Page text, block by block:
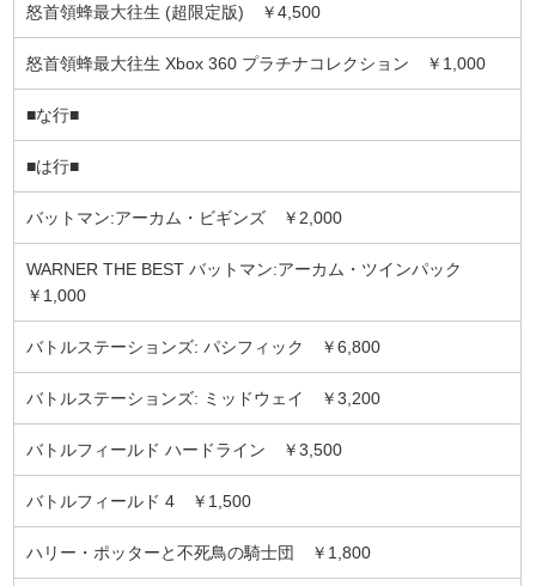
怒首領蜂最大往生 (超限定版) ￥4,500
怒首領蜂最大往生 Xbox 360 プラチナコレクション ￥1,000
■な行■
■は行■
バットマン:アーカム・ビギンズ ￥2,000
WARNER THE BEST バットマン:アーカム・ツインパック
￥1,000
バトルステーションズ: パシフィック ￥6,800
バトルステーションズ: ミッドウェイ ￥3,200
バトルフィールド ハードライン ￥3,500
バトルフィールド 4 ￥1,500
ハリー・ポッターと不死鳥の騎士団 ￥1,800